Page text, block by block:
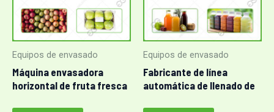
Equipos de envasado
Máquina envasadora
horizontal de fruta fresca
Equipos de envasado
Fabricante de línea
automática de llenado de